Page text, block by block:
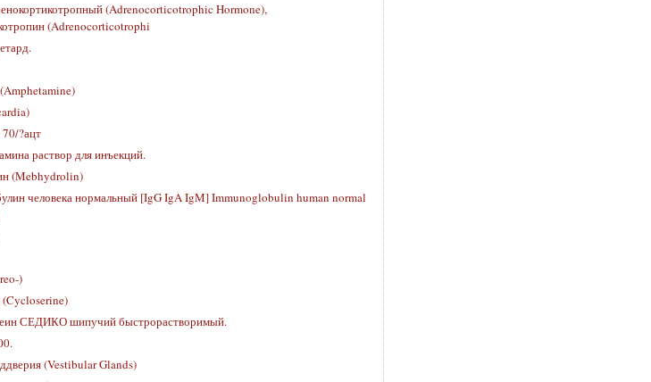
(Adrenocorticotrophic Hormone),
(Adrenocorticotrophi
?ацт
раствор для инъекций.
(Mebhydrolin)
человека нормальный [IgG IgA IgM] Immunoglobulin human normal
)
СЕДИКО шипучий быстрорастворимый.
(Vestibular Glands)